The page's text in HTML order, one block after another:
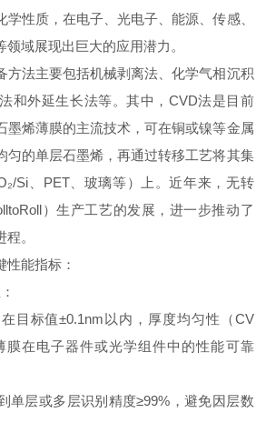
性质，在电子、光电子、能源、传感、
域展现出巨大的应用潜力。
法主要包括机械剥离法、化学气相沉积
和外延生长法等。其中，CVD法是目前
墨烯薄膜的主流技术，可在铜或镍等金属
匀的单层石墨烯，再通过转移工艺将其集
Si、PET、玻璃等）上。近年来，无转
）生产工艺的发展，进一步推动了
。
性能指标：
标值±0.1nm以内，厚度均匀性（CV
膜在电子器件或光学组件中的性能可靠
层或多层识别精度≥99%，避免因层数